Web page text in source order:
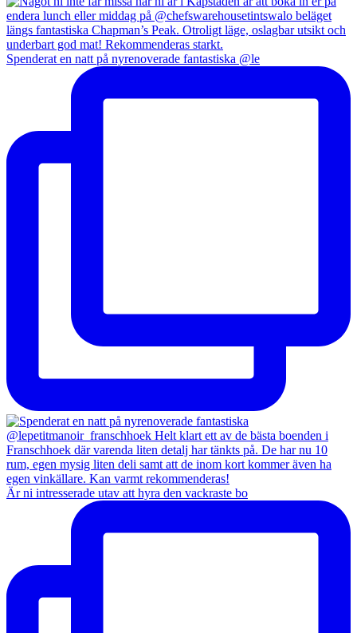
Spenderat en natt på nyrenoverade fantastiska @le
Är ni intresserade utav att hyra den vackraste bo